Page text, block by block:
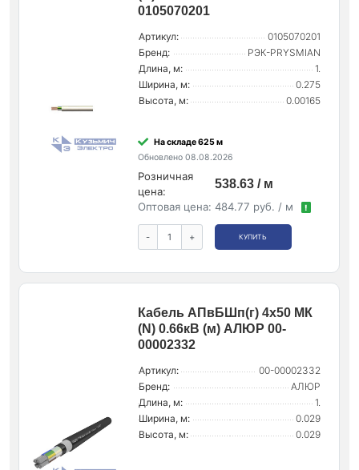
0105070201
Артикул:
0105070201
Бренд:
РЭК-PRYSMIAN
Длина, м:
1.
Ширина, м:
0.275
Высота, м:
0.00165
На складе 625 м
Обновлено 08.08.2026
Розничная
цена:
538.63 / м
Оптовая цена: 484.77 руб. / м !
- + КУПИТЬ
Кабель АПвБШп(г) 4х50 МК
(N) 0.66кВ (м) АЛЮР 00-
00002332
Артикул:
00-00002332
Бренд:
АЛЮР
Длина, м:
1.
Ширина, м:
0.029
Высота, м:
0.029